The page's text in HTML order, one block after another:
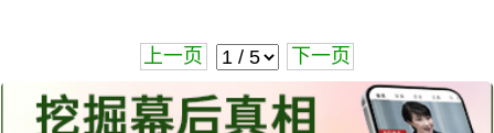
上一页 下一页